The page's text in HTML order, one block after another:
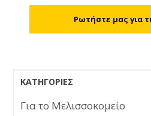
ΚΑΤΗΓΟΡΊΕΣ
Για το Μελισσοκομείο